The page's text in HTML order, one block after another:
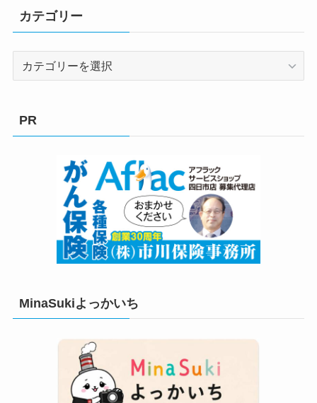
カテゴリー
PR
MinaSukiよっかいち